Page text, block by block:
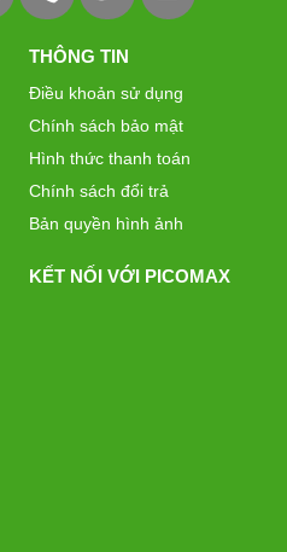
THÔNG TIN
Điều khoản sử dụng
Chính sách bảo mật
Hình thức thanh toán
Chính sách đổi trả
Bản quyền hình ảnh
KẾT NỐI VỚI PICOMAX